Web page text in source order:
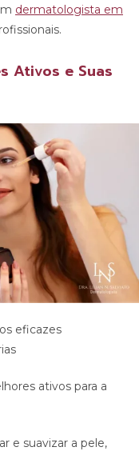
dermatologista em
Ativos e Suas
eficazes
ativos para a
e suavizar a pele,